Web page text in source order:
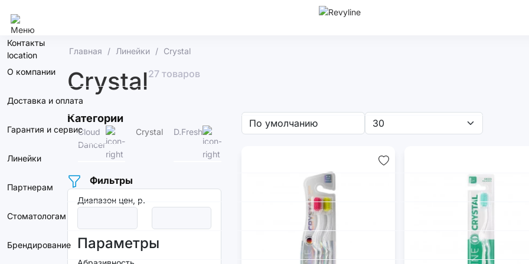
Контакты
О компании
Доставка и оплата
Гарантия и сервис
Линейки
Партнерам
Стоматологам
Брендирование
Главная Линейки Crystal
Crystal27 товаров
Категории
Cloud
Dancer
Crystal D.Fresh
Fire
SWIT
Новинки
Новинки
Фильтры
Диапазон цен, р.
Параметры